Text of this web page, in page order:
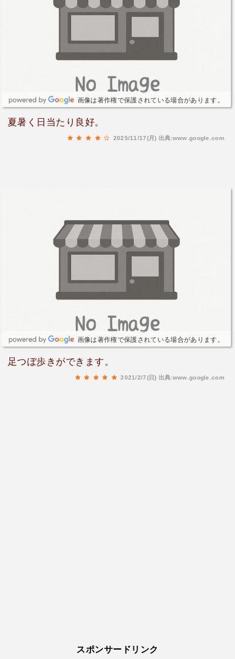
画像は著作権で保護されている場合があります。
夏暑く日当たり良好。
2025/11/17(月) 出典:www.google.com
画像は著作権で保護されている場合があります。
足つぼ歩きができます。
2021/2/7(日) 出典:www.google.com
スポンサードリンク